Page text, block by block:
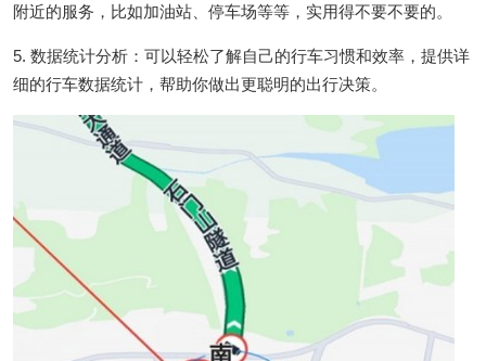
附近的服务，比如加油站、停车场等等，实用得不要不要的。
5. 数据统计分析：可以轻松了解自己的行车习惯和效率，提供详
细的行车数据统计，帮助你做出更聪明的出行决策。